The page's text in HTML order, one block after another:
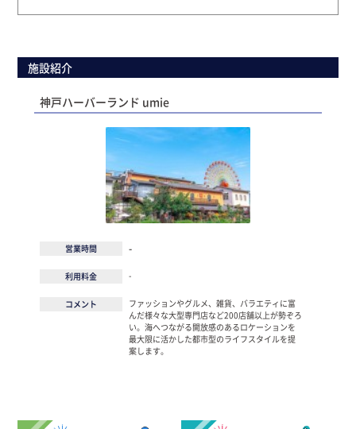
施設紹介
神戸ハーバーランド umie
営業時間 -
利用料金 -
コメント
ファッションやグルメ、雑貨、バラエティに富
んだ様々な大型専門店など200店舗以上が勢ぞろ
い。海へつながる開放感のあるロケーションを
最大限に活かした都市型のライフスタイルを提
案します。